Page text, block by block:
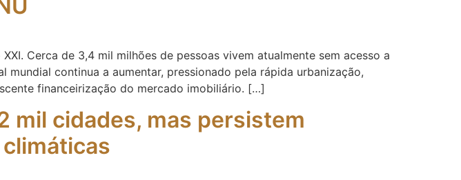
Cerca de 3,4 mil milhões de pessoas vivem atualmente sem acesso a
continua a aumentar, pressionado pela rápida urbanização,
financeirização do mercado imobiliário. […]
mil cidades, mas persistem